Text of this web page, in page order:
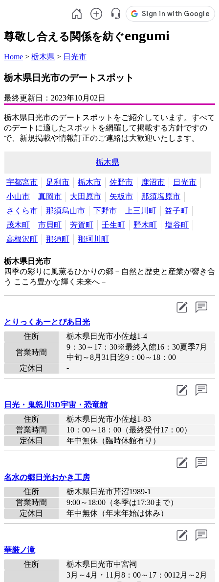
尊敬し合える関係を紡ぐengumi
Home > 栃木県 > 日光市
栃木県日光市のデートスポット
最終更新日： 2023年10月02日
栃木県日光市のデートスポットをご紹介しています。すべて
のデートに適したスポットを網羅して掲載する方針ですの
で、新規掲載や情報訂正のご連絡は大歓迎いたします。
栃木県
宇都宮市 足利市 栃木市 佐野市 鹿沼市
日光市
小山市
真岡市 大田原市 矢板市
那須塩原市
さくら市
那須烏山市 下野市 上三川町
益子町
茂木町
市貝町 芳賀町 壬生町 野木町
塩谷町
高根沢町
那須町 那珂川町
栃木県日光市
四季の彩りに風薫るひかりの郷－自然と歴史と産業が響き合
う こころ豊かな輝く未来へ－
とりっくあーとぴあ日光
住所
栃木県日光市小佐越1-4
営業時間
9：30～17：30※最終入館16：30夏季7月
中旬～8月31日迄9：00～18：00
定休日
-
日光・鬼怒川3D宇宙・恐竜館
住所
栃木県日光市小佐越1-83
営業時間
10：00～18：00（最終受付17：00）
定休日
年中無休（臨時休館有り）
名水の郷日光おかき工房
住所
栃木県日光市芹沼1989-1
営業時間
9:00～18:00（冬季は17:30まで）
定休日
年中無休（年末年始は休み）
華厳ノ滝
住所
栃木県日光市中宮祠
3月～4月・11月8：00～17：0012月～2月